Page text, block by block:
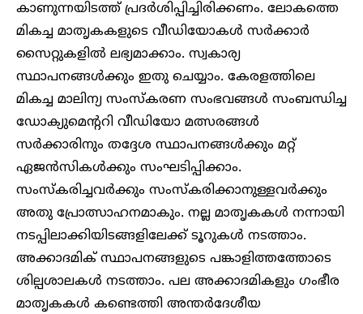
കാണുന്നയിടത്ത് പ്രദർശിപ്പിച്ചിരിക്കണം. ലോകത്തെ
മികച്ച മാതൃകകളുടെ വീഡിയോകൾ സർക്കാർ
സൈറ്റുകളിൽ ലഭ്യമാക്കാം. സ്വകാര്യ
സ്ഥാപനങ്ങൾക്കും ഇതു ചെയ്യാം. കേരളത്തിലെ
മികച്ച മാലിന്യ സംസ്കരണ സംഭവങ്ങൾ സംബന്ധിച്ച
ഡോക്യുമെന്ററി വീഡിയോ മത്സരങ്ങൾ
സർക്കാരിനും തദ്ദേശ സ്ഥാപനങ്ങൾക്കും മറ്റ്
ഏജൻസികൾക്കും സംഘടിപ്പിക്കാം.
സംസ്കരിച്ചവർക്കും സംസ്കരിക്കാനുള്ളവർക്കും
അതു പ്രോത്സാഹനമാകും. നല്ല മാതൃകകൾ നന്നായി
നടപ്പിലാക്കിയിടങ്ങളിലേക്ക് ടൂറുകൾ നടത്താം.
അക്കാദമിക് സ്ഥാപനങ്ങളുടെ പങ്കാളിത്തത്തോടെ
ശില്പശാലകൾ നടത്താം. പല അക്കാദമികളും ഗംഭീര
മാതൃകകൾ കണ്ടെത്തി അന്തർദേശീയ